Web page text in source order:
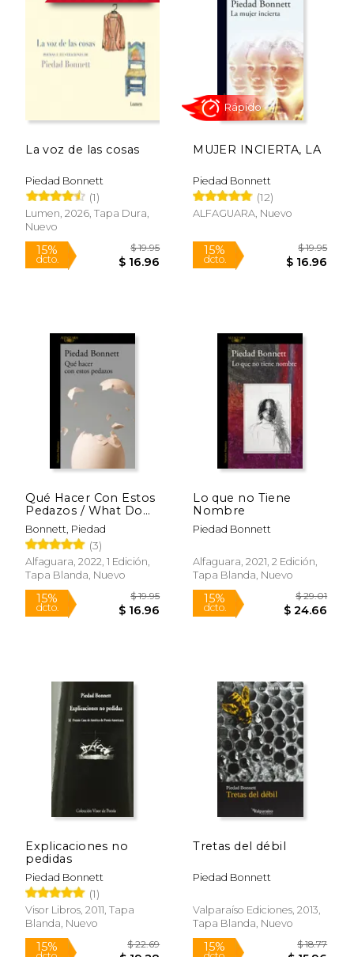
Víctor Sandoval; en 2014, el José Lezama
Lima de Casa de las Américas, y en 2016, el
Premio Generación del 27, en Málaga.
La voz de las cosas
Piedad Bonnett
(1)
Lumen, 2026, Tapa Dura,
Nuevo
MUJER INCIERTA, LA
Piedad Bonnett
(12)
ALFAGUARA, Nuevo
15%
dcto.
Rápido
Qué Hacer Con Estos
Pedazos / What Do
We Do with These
Pieces?
Bonnett, Piedad
(3)
Alfaguara, 2022, 1 Edición,
Tapa Blanda, Nuevo
15%
dcto.
Lo que no Tiene
Nombre
Piedad Bonnett
Alfaguara, 2021, 2 Edición,
Tapa Blanda, Nuevo
15%
dcto.
Explicaciones no
pedidas
Piedad Bonnett
(1)
Visor Libros, 2011, Tapa
Blanda, Nuevo
Tretas del débil
Piedad Bonnett
Valparaíso Ediciones, 2013,
Tapa Blanda, Nuevo